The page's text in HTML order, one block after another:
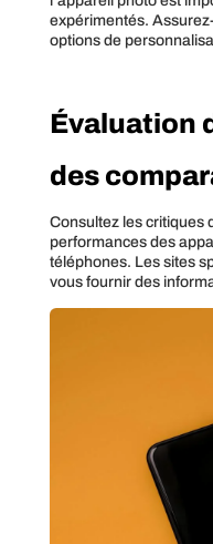
expérimentés.
options de
Évaluation
des
Consultez les critiques
performances des
téléphones. Les sites
vous fournir des